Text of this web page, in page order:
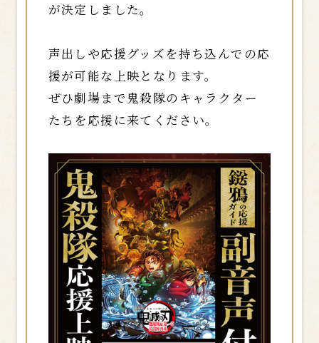
が決定しました。
声出しや応援グッズを持ち込んでの応
援が可能な上映となります。
ぜひ劇場まで鬼殺隊のキャラクター
たちを応援に来てください。